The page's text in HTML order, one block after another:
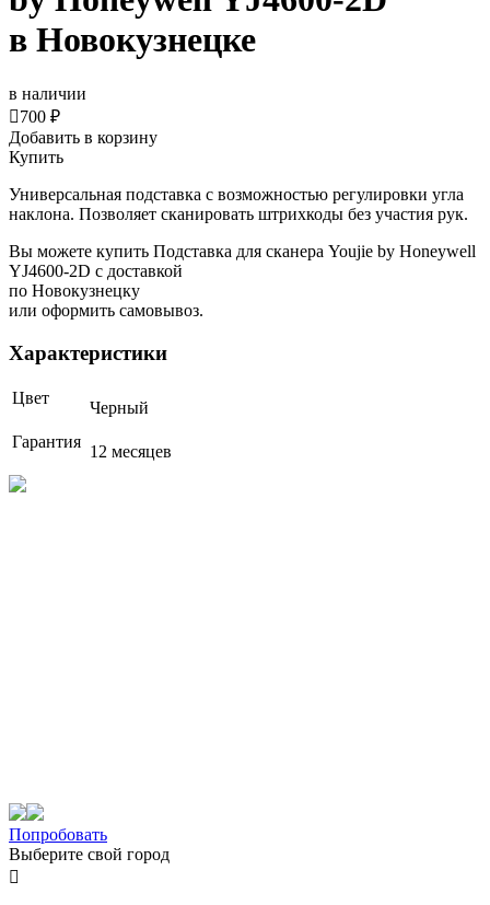
в Новокузнецке
в наличии
700 ₽
Добавить в корзину
Купить
Универсальная подставка с возможностью регулировки угла
наклона. Позволяет сканировать штрихкоды без участия рук.
Вы можете купить Подставка для сканера Youjie by Honeywell
YJ4600-2D с доставкой
по Новокузнецку
или оформить самовывоз.
Характеристики
Цвет
Черный
Гарантия
12 месяцев
Попробовать
Выберите свой город
